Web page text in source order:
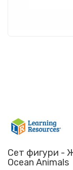
Сет фигури -
Ocean Animals